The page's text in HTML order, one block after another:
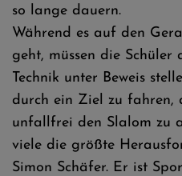
so lange dauern.
Während es auf den
geht, müssen die Schüler
Technik unter Beweis
durch ein Ziel zu fahren,
unfallfrei den Slalom zu
viele die größte
Simon Schäfer. Er ist